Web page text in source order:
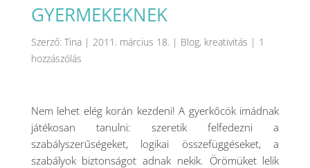
GYERMEKEKNEK
Szerző: Tina| 2011. március 18. | Blog, kreativitás | 1
hozzászólás
Nem lehet elég korán kezdeni! A gyerkőcök imádnak
játékosan tanulni: szeretik felfedezni a
szabályszerűségeket, logikai összefüggéseket, a
szabályok biztonságot adnak nekik. Örömüket lelik